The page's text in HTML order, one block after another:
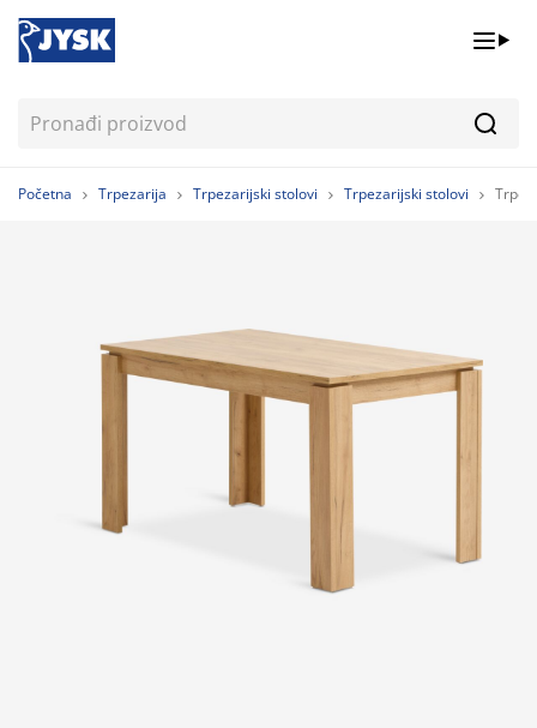
Početna Trpezarija Trpezarijski stolovi Trpezarijski stolovi